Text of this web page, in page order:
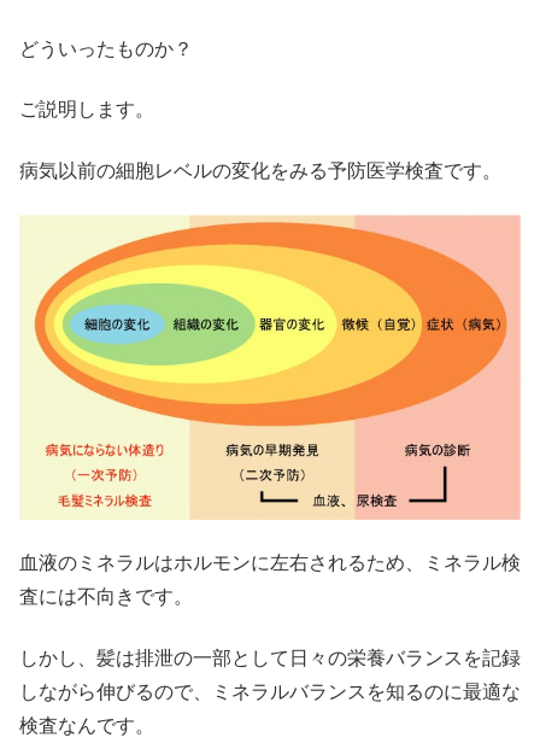
どういったものか？
ご説明します。
病気以前の細胞レベルの変化をみる予防医学検査です。
血液のミネラルはホルモンに左右されるため、ミネラル検
査には不向きです。
しかし、髪は排泄の一部として日々の栄養バランスを記録
しながら伸びるので、ミネラルバランスを知るのに最適な
検査なんです。